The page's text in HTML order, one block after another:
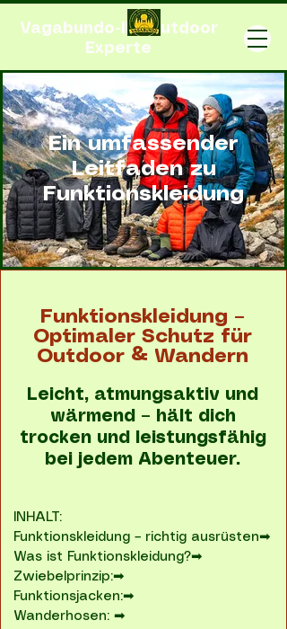
Vagabundo-Ihr Outdoor
Experte
Ein umfassender
Leitfaden zu
Funktionskleidung
Funktionskleidung –
Optimaler Schutz für
Outdoor & Wandern
Leicht, atmungsaktiv und
wärmend – hält dich
trocken und leistungsfähig
bei jedem Abenteuer.
INHALT:
Funktionskleidung – richtig ausrüsten➡
Was ist Funktionskleidung?➡
Zwiebelprinzip:➡
Funktionsjacken:➡
Wanderhosen: ➡